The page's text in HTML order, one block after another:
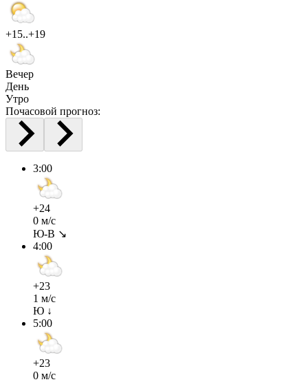
+15..+19
Вечер
День
Утро
Почасовой прогноз:
3:00
+24
0 м/с
Ю-В ↘
4:00
+23
1 м/с
Ю ↓
5:00
+23
0 м/с